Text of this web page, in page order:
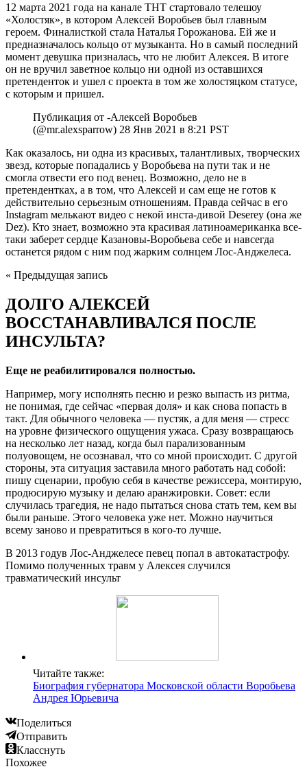
12 марта 2021 года на канале ТНТ стартовало телешоу
«Холостяк», в котором Алексей Воробьев был главным
героем. Финалисткой стала Наталья Горожанова. Ей же и
предназначалось кольцо от музыканта. Но в самый последний
момент девушка призналась, что не любит Алексея. В итоге
он не вручил заветное кольцо ни одной из оставшихся
претенденток и ушел с проекта в том же холостяцком статусе,
с которым и пришел.
Публикация от -Алексей Воробьев
(@mr.alexsparrow) 28 Янв 2021 в 8:21 PST
Как оказалось, ни одна из красивых, талантливых, творческих
звезд, которые попадались у Воробьева на пути так и не
смогла отвести его под венец. Возможно, дело не в
претендентках, а в том, что Алексей и сам еще не готов к
действительно серьезным отношениям. Правда сейчас в его
Instagram мелькают видео с некой инста-дивой Deserey (она же
Dez). Кто знает, возможно эта красивая латиноамериканка все-
таки заберет сердце Казановы-Воробьева себе и навсегда
останется рядом с ним под жарким солнцем Лос-Анджелеса.
« Предыдущая запись
ДОЛГО АЛЕКСЕЙ
ВОССТАНАВЛИВАЛСЯ ПОСЛЕ
ИНСУЛЬТА?
Еще не реабилитировался полностью.
Например, могу исполнять песню и резко выпасть из ритма,
не понимая, где сейчас «первая доля» и как снова попасть в
такт. Для обычного человека — пустяк, а для меня — стресс
на уровне физического ощущения ужаса. Сразу возвращаюсь
на несколько лет назад, когда был парализованным
полуовощем, не осознавал, что со мной происходит. С другой
стороны, эта ситуация заставила много работать над собой:
пишу сценарии, пробую себя в качестве режиссера, монтирую,
продюсирую музыку и делаю аранжировки. Совет: если
случилась трагедия, не надо пытаться снова стать тем, кем вы
были раньше. Этого человека уже нет. Можно научиться
всему заново и превратиться в кого-то лучше.
В 2013 годув Лос-Анджелесе певец попал в автокатастрофу.
Помимо полученных травм у Алексея случился
травматический инсульт
Читайте также:
Биография губернатора Московской области Воробьева
Андрея Юрьевича
Поделиться
Отправить
Класснуть
Похожее